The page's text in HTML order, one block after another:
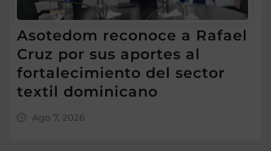
Asotedom reconoce a Rafael
Cruz por sus aportes al
fortalecimiento del sector
textil dominicano
Ago 7, 2026